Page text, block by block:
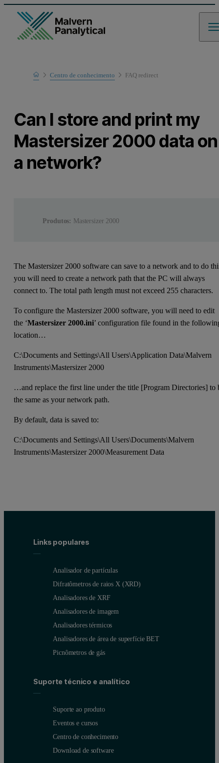
Home
Learn
Centro de conhecimento FAQ redirect
Can I store and print my
Mastersizer 2000 data on
a network?
Produtos: Mastersizer 2000
The Mastersizer 2000 software can save to a network and to do
you will need to create a network path that the PC will always
connect to. The total path length must not exceed 255 characters.
To configure the Mastersizer 2000 software, you will need to edit
the ‘Mastersizer 2000.ini’ configuration file found in the
location…
C:\Documents and Settings\All Users\Application Data\Malvern
Instruments\Mastersizer 2000
…and replace the first line under the title [Program Directories] to
the same as your network path.
By default, data is saved to:
C:\Documents and Settings\All Users\Documents\Malvern
Instruments\Mastersizer 2000\Measurement Data
Links populares
Analisador de partículas
Difratômetros de raios X (XRD)
Analisadores de XRF
Analisadores de imagem
Analisadores térmicos
Analisadores de área de superfície BET
Picnômetros de gás
Suporte técnico e analítico
Suporte ao produto
Eventos e cursos
Centro de conhecimento
Download de software